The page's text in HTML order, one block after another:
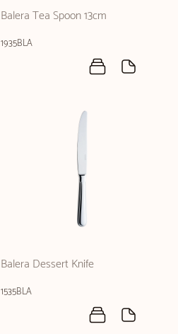
Balera Tea Spoon 13cm
1935BLA
Balera Dessert Knife
1535BLA